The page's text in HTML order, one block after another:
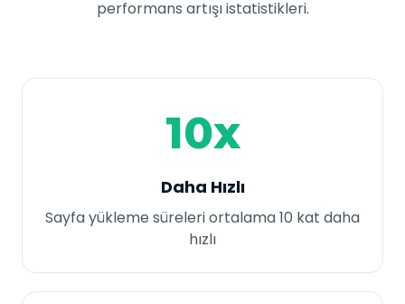
performans artışı istatistikleri.
10x
Daha Hızlı
Sayfa yükleme süreleri ortalama 10 kat daha
hızlı